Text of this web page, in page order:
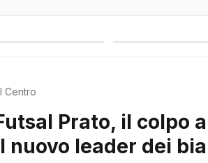
Centro
colpo dell'estate è
bomber toscani